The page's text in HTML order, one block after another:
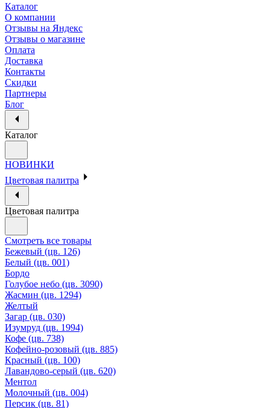
Каталог
О компании
Отзывы на Яндекс
Отзывы о магазине
Оплата
Доставка
Контакты
Скидки
Партнеры
Блог
Каталог
НОВИНКИ
Цветовая палитра
Цветовая палитра
Смотреть все товары
Бежевый (цв. 126)
Белый (цв. 001)
Бордо
Голубое небо (цв. 3090)
Жасмин (цв. 1294)
Желтый
Загар (цв. 030)
Изумруд (цв. 1994)
Кофе (цв. 738)
Кофейно-розовый (цв. 885)
Красный (цв. 100)
Лавандово-серый (цв. 620)
Ментол
Молочный (цв. 004)
Персик (цв. 81)